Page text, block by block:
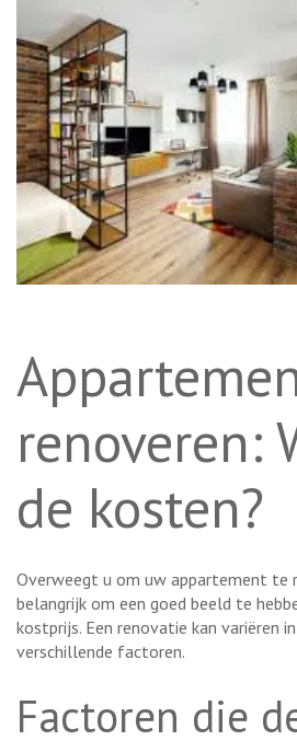
renoveren:
de kosten?
Overweegt u om uw appartement te
belangrijk om een goed beeld te
kostprijs. Een renovatie kan variëren
verschillende factoren.
Factoren die